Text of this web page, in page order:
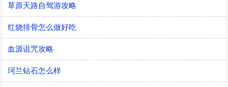
草原天路自驾游攻略
红烧排骨怎么做好吃
血源诅咒攻略
珂兰钻石怎么样